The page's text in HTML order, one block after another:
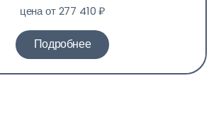
цена от 277 410 ₽
Подробнее